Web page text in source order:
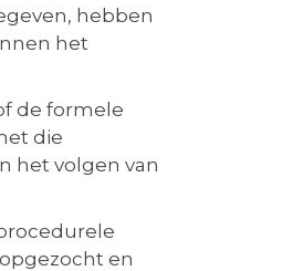
hebben
het
de formele
die
het volgen van
en